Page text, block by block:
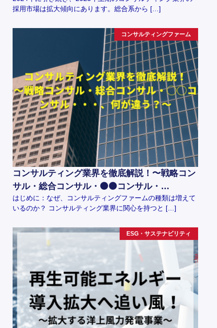
採用市場は拡大傾向にあります。総合系から […]
コンサルティングファーム
コンサルティング業界を徹底解説！〜戦略コン
サル・総合コンサル・⚫️⚫️コンサル・…
はじめに：なぜ、コンサルティングファームの種類は増えて
いるのか？ コンサルティング業界に関心を持つと […]
ESG・サステナビリティ